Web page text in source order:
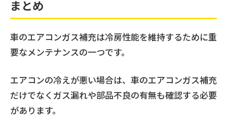
まとめ
車のエアコンガス補充は冷房性能を維持するために重
要なメンテナンスの一つです。
エアコンの冷えが悪い場合は、車のエアコンガス補充
だけでなくガス漏れや部品不良の有無も確認する必要
があります。